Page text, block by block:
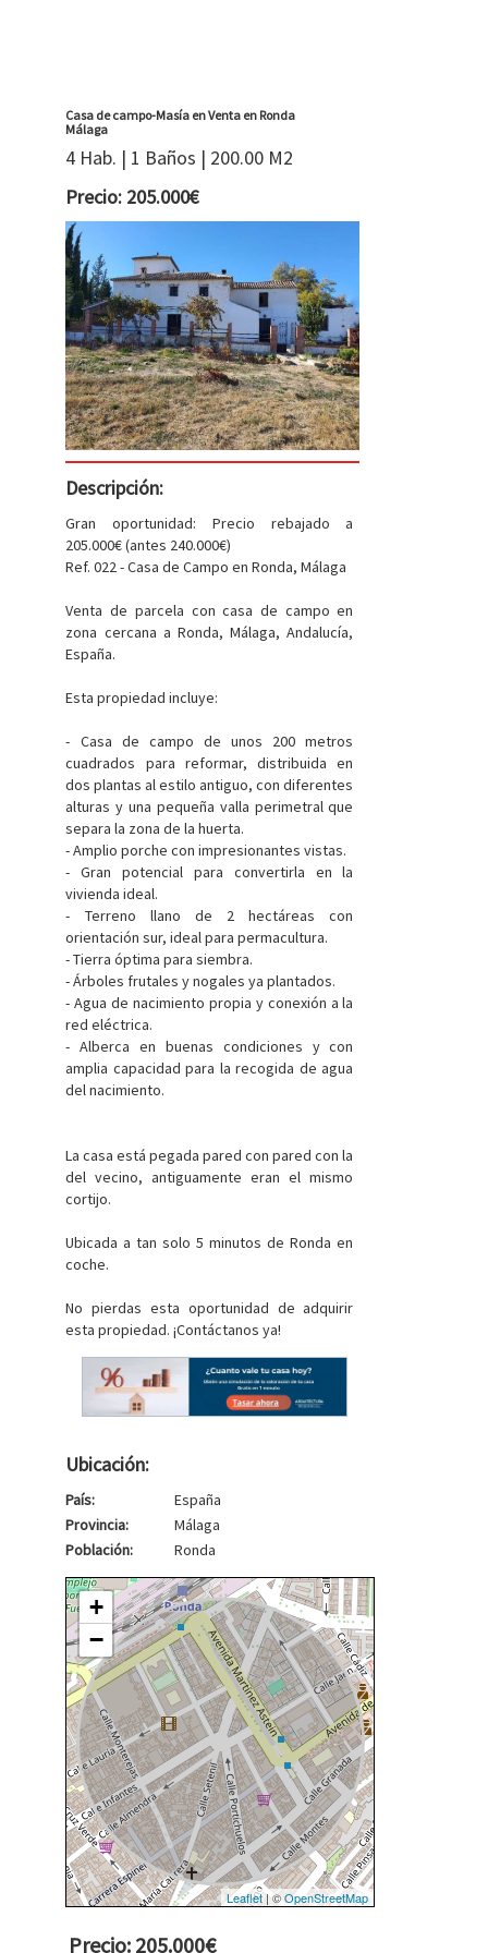
Casa de campo-Masía en Venta en Ronda
Málaga
4 Hab. | 1 Baños | 200.00 M2
Precio: 205.000€
Descripción:
Gran oportunidad: Precio rebajado a
205.000€ (antes 240.000€)
Ref. 022 - Casa de Campo en Ronda, Málaga
Venta de parcela con casa de campo en
zona cercana a Ronda, Málaga, Andalucía,
España.
Esta propiedad incluye:
- Casa de campo de unos 200 metros
cuadrados para reformar, distribuida en
dos plantas al estilo antiguo, con diferentes
alturas y una pequeña valla perimetral que
separa la zona de la huerta.
- Amplio porche con impresionantes vistas.
- Gran potencial para convertirla en la
vivienda ideal.
- Terreno llano de 2 hectáreas con
orientación sur, ideal para permacultura.
- Tierra óptima para siembra.
- Árboles frutales y nogales ya plantados.
- Agua de nacimiento propia y conexión a la
red eléctrica.
- Alberca en buenas condiciones y con
amplia capacidad para la recogida de agua
del nacimiento.
La casa está pegada pared con pared con la
del vecino, antiguamente eran el mismo
cortijo.
Ubicada a tan solo 5 minutos de Ronda en
coche.
No pierdas esta oportunidad de adquirir
esta propiedad. ¡Contáctanos ya!
Ubicación:
País:
España
Provincia:
Málaga
Población:
Ronda
+
−
Leaflet| ©OpenStreetMap
Precio: 205.000€